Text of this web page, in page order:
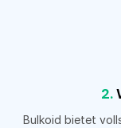
2.
Bulkoid bietet